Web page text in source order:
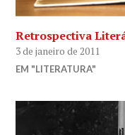
Retrospectiva
3 de janeiro de 2011
EM "LITERATURA"